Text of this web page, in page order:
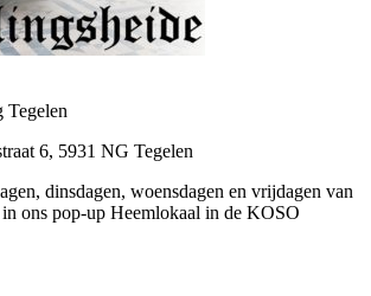
Tegelen
6, 5931 NG Tegelen
dinsdagen, woensdagen en vrijdagen van
ons pop-up Heemlokaal in de KOSO